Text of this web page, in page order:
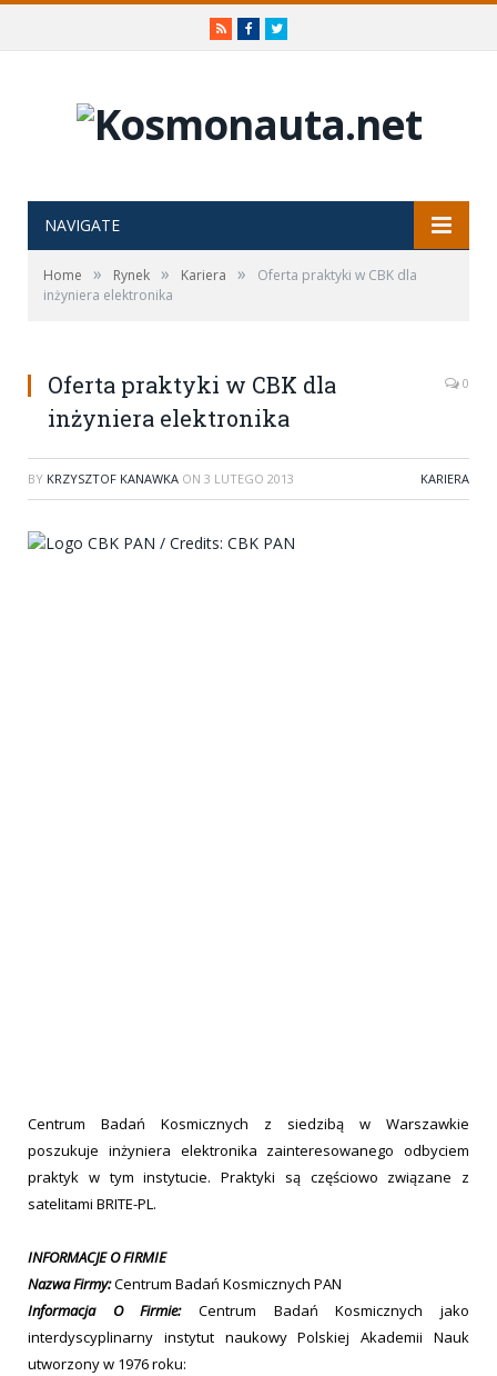
RSSFacebookTwitter
NAVIGATE
Home » Rynek » Kariera »
Oferta praktyki w CBK dla
inżyniera elektronika
Oferta praktyki w CBK dla
inżyniera elektronika
0
BY KRZYSZTOF KANAWKA ON 3 LUTEGO 2013 KARIERA
Centrum Badań Kosmicznych z siedzibą w Warszawkie
poszukuje inżyniera elektronika zainteresowanego odbyciem
praktyk w tym instytucie. Praktyki są częściowo związane z
satelitami BRITE-PL.
INFORMACJE O FIRMIE
Nazwa Firmy:Centrum Badań Kosmicznych PAN
Informacja O Firmie:Centrum Badań Kosmicznych jako
interdyscyplinarny instytut naukowy Polskiej Akademii Nauk
utworzony w 1976 roku: